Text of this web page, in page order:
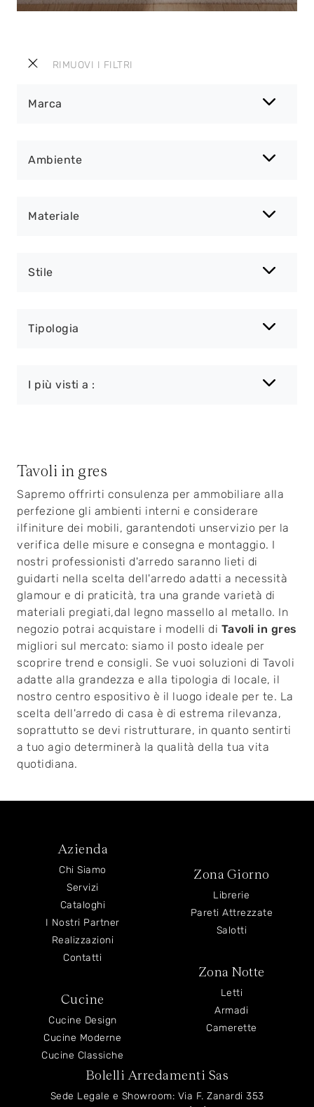
RIMUOVI I FILTRI
Marca
Ambiente
Materiale
Stile
Tipologia
I più visti a :
Tavoli in gres
Sapremo offrirti consulenza per ammobiliare alla
perfezione gli ambienti interni e considerare
ilfiniture dei mobili, garantendoti unservizio per la
verifica delle misure e consegna e montaggio. I
nostri professionisti d'arredo saranno lieti di
guidarti nella scelta dell'arredo adatti a necessità
glamour e di praticità, tra una grande varietà di
materiali pregiati,dal legno massello al metallo. In
negozio potrai acquistare i modelli di Tavoli in gres
migliori sul mercato: siamo il posto ideale per
scoprire trend e consigli. Se vuoi soluzioni di Tavoli
adatte alla grandezza e alla tipologia di locale, il
nostro centro espositivo è il luogo ideale per te. La
scelta dell'arredo di casa è di estrema rilevanza,
soprattutto se devi ristrutturare, in quanto sentirti
a tuo agio determinerà la qualità della tua vita
quotidiana.
Azienda
Chi Siamo
Servizi
Cataloghi
I Nostri Partner
Realizzazioni
Contatti
Cucine
Cucine Design
Cucine Moderne
Cucine Classiche
Zona Giorno
Librerie
Pareti Attrezzate
Salotti
Zona Notte
Letti
Armadi
Camerette
Bolelli Arredamenti Sas
Sede Legale e Showroom: Via F. Zanardi 353